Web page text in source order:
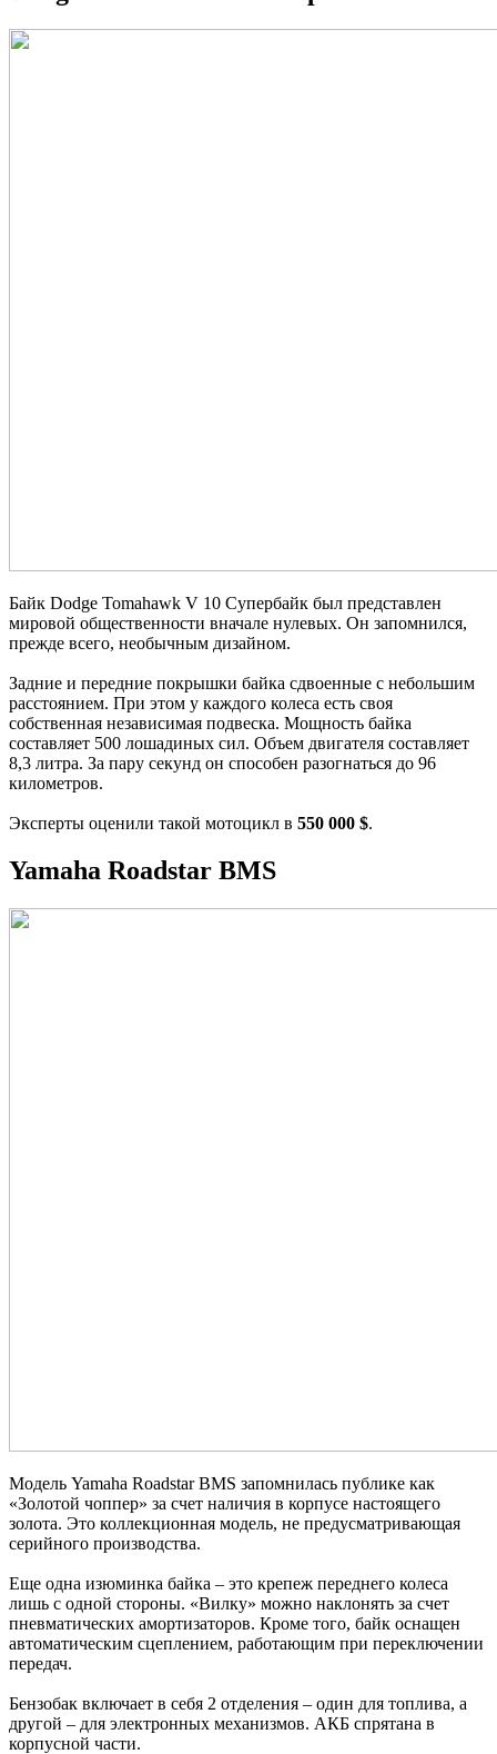
Байк Dodge Tomahawk V 10 Супербайк был представлен
мировой общественности вначале нулевых. Он запомнился,
прежде всего, необычным дизайном.
Задние и передние покрышки байка сдвоенные с небольшим
расстоянием. При этом у каждого колеса есть своя
собственная независимая подвеска. Мощность байка
составляет 500 лошадиных сил. Объем двигателя составляет
8,3 литра. За пару секунд он способен разогнаться до 96
километров.
Эксперты оценили такой мотоцикл в 550 000 $.
Yamaha Roadstar BMS
Модель Yamaha Roadstar BMS запомнилась публике как
«Золотой чоппер» за счет наличия в корпусе настоящего
золота. Это коллекционная модель, не предусматривающая
серийного производства.
Еще одна изюминка байка – это крепеж переднего колеса
лишь с одной стороны. «Вилку» можно наклонять за счет
пневматических амортизаторов. Кроме того, байк оснащен
автоматическим сцеплением, работающим при переключении
передач.
Бензобак включает в себя 2 отделения – один для топлива, а
другой – для электронных механизмов. АКБ спрятана в
корпусной части.